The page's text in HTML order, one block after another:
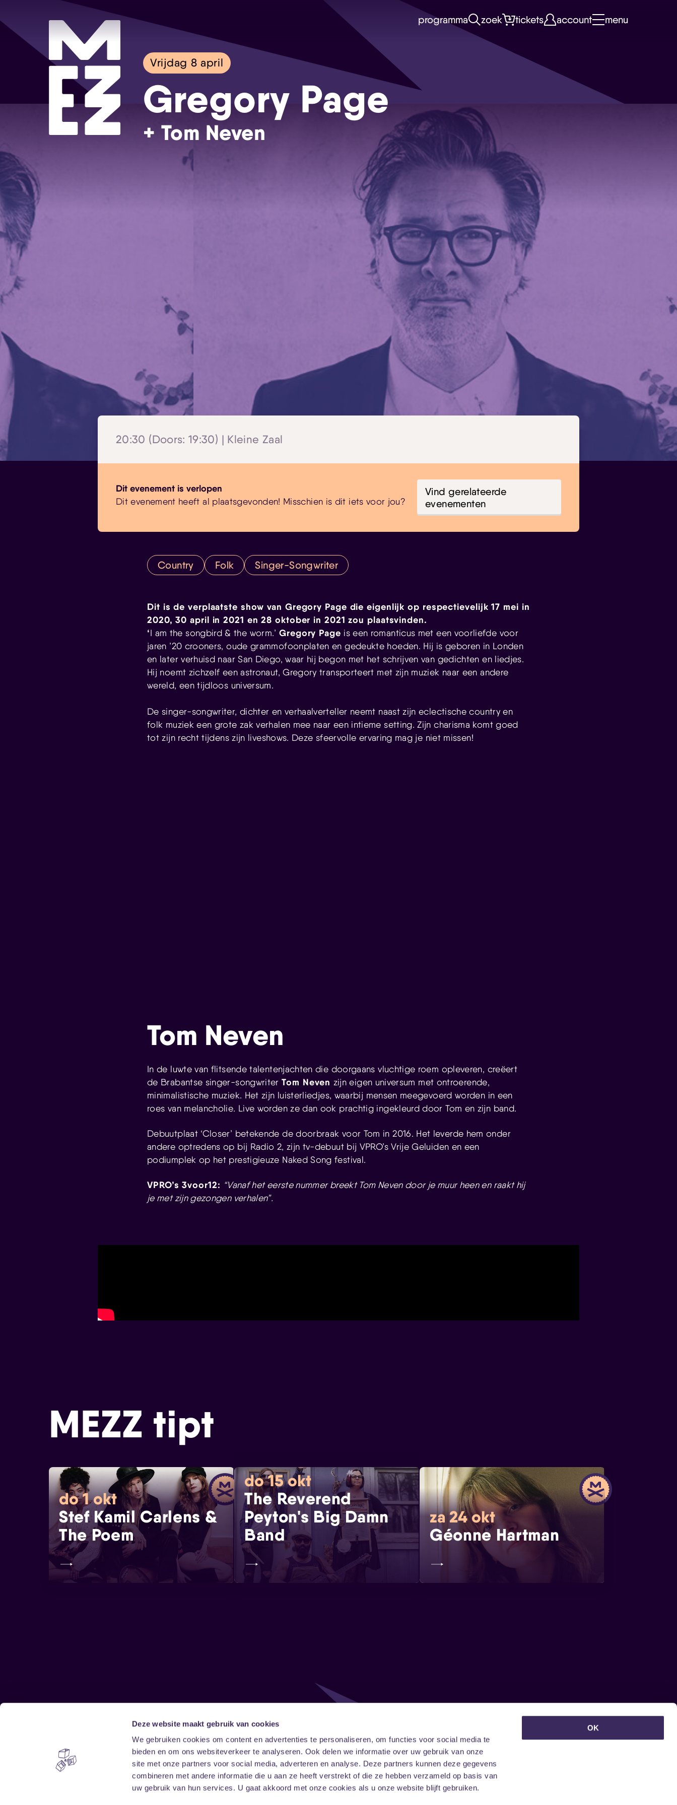
Deze website maakt gebruik van cookies
We gebruiken cookies om content en advertenties te personaliseren, om functies voor social media te
bieden en om ons websiteverkeer te analyseren. Ook delen we informatie over uw gebruik van onze
site met onze partners voor social media, adverteren en analyse. Deze partners kunnen deze gegevens
combineren met andere informatie die u aan ze heeft verstrekt of die ze hebben verzameld op basis van
uw gebruik van hun services. U gaat akkoord met onze cookies als u onze website blijft gebruiken.
OK
Skip navigatie
programma zoek tickets account menu
Vrijdag 8 april
Gregory Page
+ Tom Neven
20:30 (Doors: 19:30) | Kleine Zaal
Dit evenement is verlopen
Dit evenement heeft al plaatsgevonden! Misschien is dit iets voor jou?
Vind gerelateerde
evenementen
Country Folk Singer-Songwriter
Dit is de verplaatste show van Gregory Page die eigenlijk op respectievelijk 17 mei in
2020, 30 april in 2021 en 28 oktober in 2021 zou plaatsvinden.
‘I am the songbird & the worm.’Gregory Page is een romanticus met een voorliefde voor
jaren ’20 crooners, oude grammofoonplaten en gedeukte hoeden. Hij is geboren in Londen
en later verhuisd naar San Diego, waar hij begon met het schrijven van gedichten en liedjes.
Hij noemt zichzelf een astronaut, Gregory transporteert met zijn muziek naar een andere
wereld, een tijdloos universum.
De singer-songwriter, dichter en verhaalverteller neemt naast zijn eclectische country en
folk muziek een grote zak verhalen mee naar een intieme setting. Zijn charisma komt goed
tot zijn recht tijdens zijn liveshows. Deze sfeervolle ervaring mag je niet missen!
Tom Neven
In de luwte van flitsende talentenjachten die doorgaans vluchtige roem opleveren, creëert
de Brabantse singer-songwriterTom Neven zijn eigen universum met ontroerende,
minimalistische muziek. Het zijn luisterliedjes, waarbij mensen meegevoerd worden in een
roes van melancholie. Live worden ze dan ook prachtig ingekleurd door Tom en zijn band.
Debuutplaat ‘Closer’ betekende de doorbraak voor Tom in 2016. Het leverde hem onder
andere optredens op bij Radio 2, zijn tv-debuut bij VPRO’s Vrije Geluiden en een
podiumplek op het prestigieuze Naked Song festival.
VPRO’s 3voor12: “Vanaf het eerste nummer breekt Tom Neven door je muur heen en raakt hij
je met zijn gezongen verhalen”.
MEZZ tipt
do 1 okt
Stef Kamil Carlens &
The Poem
do 15 okt
The Reverend
Peyton's Big Damn
Band
za 24 okt
Géonne Hartman
Home
Vrijwilligers
Disclaimer
Toegankelijkheid
Privacy & cookies
Follow
FacebookInstagramLinkedIn
Onze nieuwsbrief ontvangen?